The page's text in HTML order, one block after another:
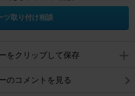
ツ取り付け相談
をクリップして保存
のコメントを見る